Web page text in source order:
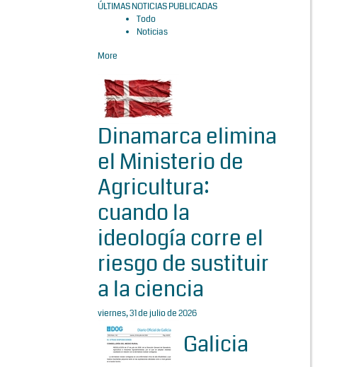
ÚLTIMAS NOTICIAS PUBLICADAS
Todo
Noticias
More
Dinamarca elimina
el Ministerio de
Agricultura:
cuando la
ideología corre el
riesgo de sustituir
a la ciencia
viernes, 31 de julio de 2026
Galicia